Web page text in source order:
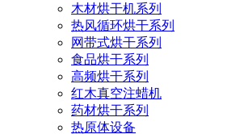
木材烘干机系列
热风循环烘干系列
网带式烘干系列
食品烘干系列
高频烘干系列
红木真空注蜡机
药材烘干系列
热原体设备